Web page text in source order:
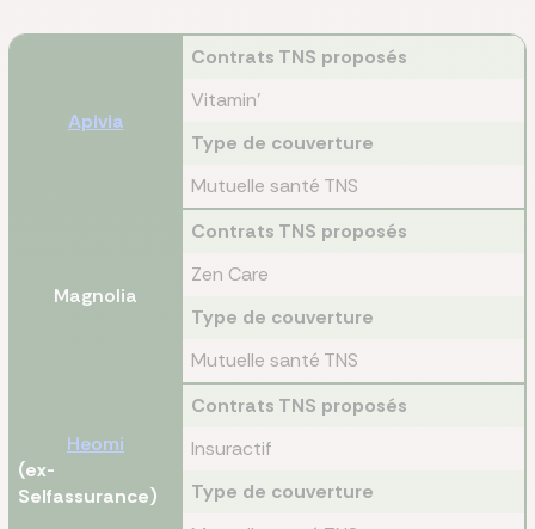
Apivia
Contrats TNS proposés
Vitamin'
Type de couverture
Mutuelle santé TNS
Magnolia
Contrats TNS proposés
Zen Care
Type de couverture
Mutuelle santé TNS
Heomi
(ex-
Selfassurance)
Contrats TNS proposés
Insuractif
Type de couverture